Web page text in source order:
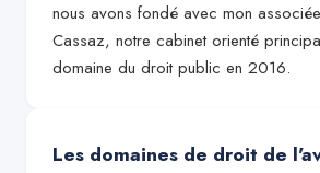
nous avons fondé avec mon
Cassaz, notre cabinet orienté
domaine du droit public en 2016.
Les domaines de droit de